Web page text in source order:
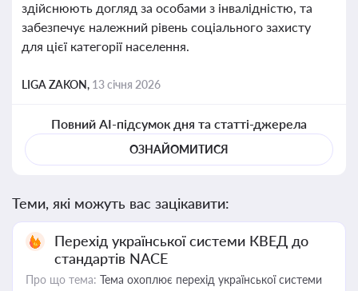
здійснюють догляд за особами з інвалідністю, та
забезпечує належний рівень соціального захисту
для цієї категорії населення.
LIGA ZAKON, 13 січня 2026
Повний AI-підсумок дня та статті-джерела
ОЗНАЙОМИТИСЯ
Теми, які можуть вас зацікавити:
Перехід української системи КВЕД до
стандартів NACE
Про що тема: Тема охоплює перехід української системи